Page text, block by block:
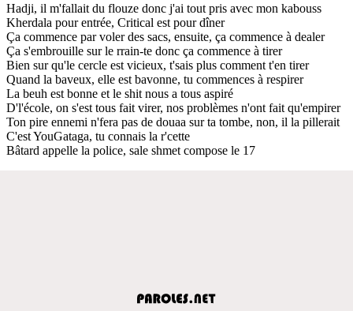
Hadji, il m'fallait du flouze donc j'ai tout pris avec mon kabouss
Kherdala pour entrée, Critical est pour dîner
Ça commence par voler des sacs, ensuite, ça commence à dealer
Ça s'embrouille sur le rrain-te donc ça commence à tirer
Bien sur qu'le cercle est vicieux, t'sais plus comment t'en tirer
Quand la baveux, elle est bavonne, tu commences à respirer
La beuh est bonne et le shit nous a tous aspiré
D'l'école, on s'est tous fait virer, nos problèmes n'ont fait qu'empirer
Ton pire ennemi n'fera pas de douaa sur ta tombe, non, il la pillerait
C'est YouGataga, tu connais la r'cette
Bâtard appelle la police, sale shmet compose le 17